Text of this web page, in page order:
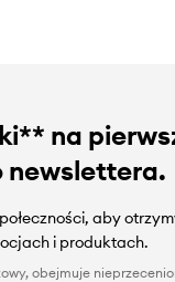
na
newslettera.
aby
i produktach.
obejmuje